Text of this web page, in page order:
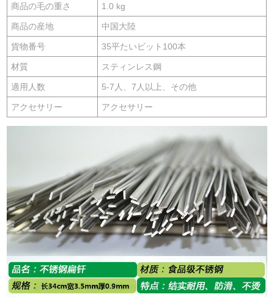
商品の毛の重さ 1.0 kg
商品の産地 中国大陸
貨物番号 35平たいビット100本
材質 スティンレス鋼
適用人数 5-7人、7人以上、その他
アクセサリー アクセサリー